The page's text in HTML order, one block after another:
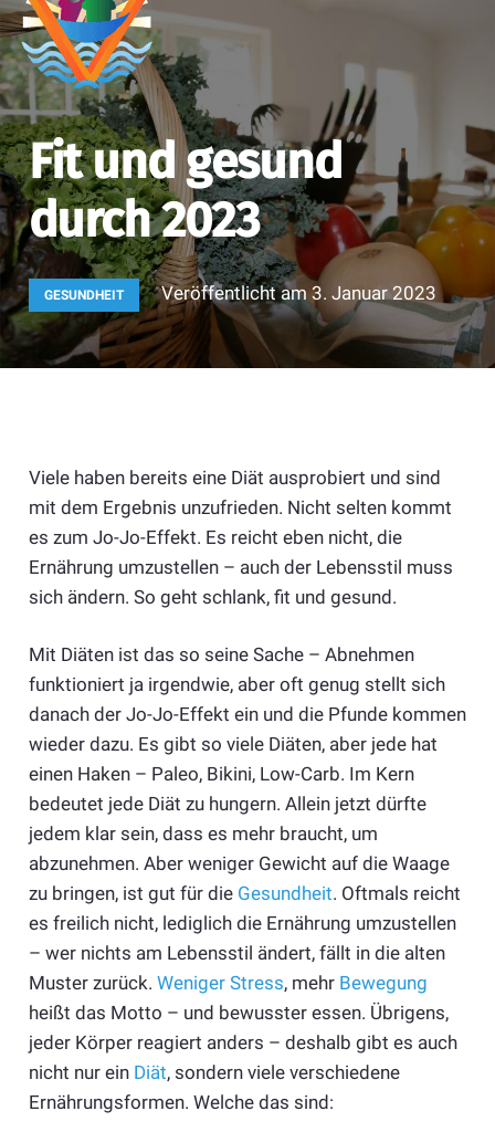
Fit und gesund
durch 2023
GESUNDHEIT Veröffentlicht am3. Januar 2023
Viele haben bereits eine Diät ausprobiert und sind
mit dem Ergebnis unzufrieden. Nicht selten kommt
es zum Jo-Jo-Effekt. Es reicht eben nicht, die
Ernährung umzustellen – auch der Lebensstil muss
sich ändern. So geht schlank, fit und gesund.
Mit Diäten ist das so seine Sache – Abnehmen
funktioniert ja irgendwie, aber oft genug stellt sich
danach der Jo-Jo-Effekt ein und die Pfunde kommen
wieder dazu. Es gibt so viele Diäten, aber jede hat
einen Haken – Paleo, Bikini, Low-Carb. Im Kern
bedeutet jede Diät zu hungern. Allein jetzt dürfte
jedem klar sein, dass es mehr braucht, um
abzunehmen. Aber weniger Gewicht auf die Waage
zu bringen, ist gut für die Gesundheit. Oftmals reicht
es freilich nicht, lediglich die Ernährung umzustellen
– wer nichts am Lebensstil ändert, fällt in die alten
Muster zurück. Weniger Stress, mehr Bewegung
heißt das Motto – und bewusster essen. Übrigens,
jeder Körper reagiert anders – deshalb gibt es auch
nicht nur ein Diät, sondern viele verschiedene
Ernährungsformen. Welche das sind: